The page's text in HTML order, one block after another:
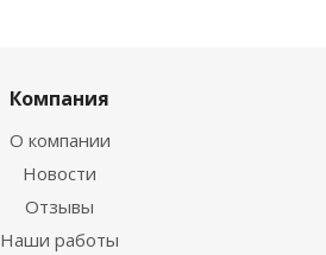
Компания
О компании
Новости
Отзывы
Наши работы